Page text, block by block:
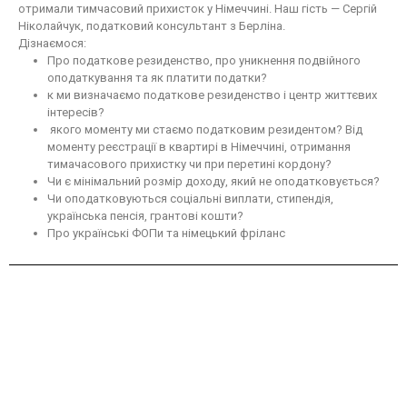
отримали тимчасовий прихисток у Німеччині. Наш гість — Сергій
Ніколайчук, податковий консультант з Берліна.
Дізнаємося:
Про податкове резиденство, про уникнення подвійного
оподаткування та як платити податки?
к ми визначаємо податкове резиденство і центр життєвих
інтересів?
якого моменту ми стаємо податковим резидентом? Від
моменту реєстрації в квартирі в Німеччині, отримання
тимачасового прихистку чи при перетині кордону?
Чи є мінімальний розмір доходу, який не оподатковується?
Чи оподатковуються соціальні виплати, стипендія,
українська пенсія, грантові кошти?
Про українські ФОПи та німецький фріланс